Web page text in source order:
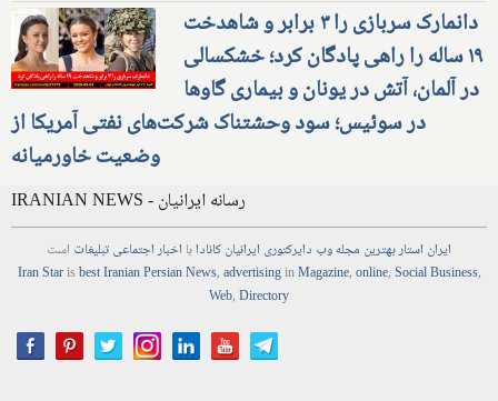
دانمارک سربازی را ۳ برابر و شاهدخت
۱۹ ساله را راهی پادگان کرد؛ خشکسالی
در آلمان، آتش در یونان و بیماری گاوها
در سوئیس؛ سود وحشتناک شرکت‌های نفتی آمریکا از
وضعیت خاورمیانه
IRANIAN NEWS - رسانه ایرانیان
ایران استاربهترین مجلهوب دایرکتوری ایرانیان کانادابا اخباراجتماعیتبلیغات است
Iran Starisbest Iranian PersianNews,advertisinginMagazine,online,Social Business,
Web,Directory